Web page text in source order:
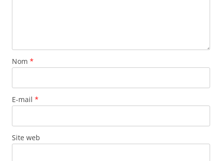
Nom *
E-mail *
Site web